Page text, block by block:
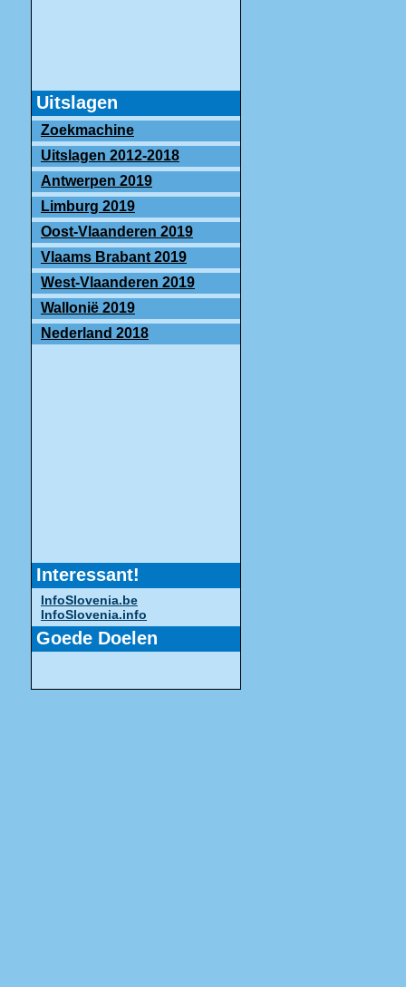
Uitslagen
Zoekmachine
Uitslagen 2012-2018
Antwerpen 2019
Limburg 2019
Oost-Vlaanderen 2019
Vlaams Brabant 2019
West-Vlaanderen 2019
Wallonië 2019
Nederland 2018
Interessant!
InfoSlovenia.be
InfoSlovenia.info
Goede Doelen